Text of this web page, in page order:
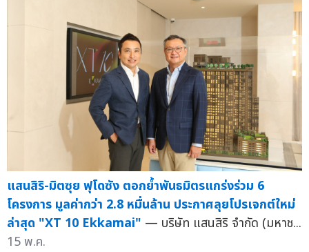
แสนสิริ-มิตซุย ฟุโดซัง ตอกย้ำพันธมิตรแกร่งร่วม 6
โครงการ มูลค่ากว่า 2.8 หมื่นล้าน ประกาศลุยโปรเจกต์ใหม่
ล่าสุด "XT 10 Ekkamai" — บริษัท แสนสิริ จำกัด (มหาช...
15 พ.ค.